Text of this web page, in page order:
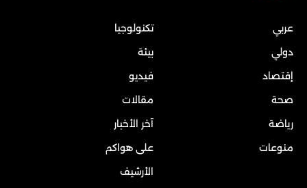
عربي
دولي
إقتصاد
صحة
رياضة
منوعات
تكنولوجيا
بيئة
فيديو
مقالات
آخر الأخبار
على هواكم
الأرشيف